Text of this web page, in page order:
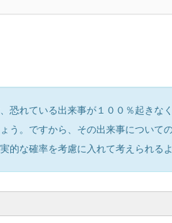
恐れている出来事が１００％起きな
う。ですから、その出来事について
的な確率を考慮に入れて考えられる